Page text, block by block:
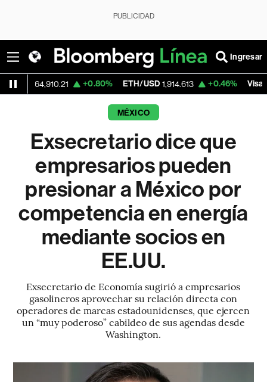
PUBLICIDAD
Ingresar
+0.80% ETH/USD 1,914.613 +0.46% Visa 364.33
MÉXICO
Exsecretario dice que
empresarios pueden
presionar a México por
competencia en energía
mediante socios en
EE.UU.
Exsecretario de Economía sugirió a empresarios
gasolineros aprovechar su relación directa con
operadores de marcas estadounidenses, que ejercen
un “muy poderoso” cabildeo de sus agendas desde
Washington.